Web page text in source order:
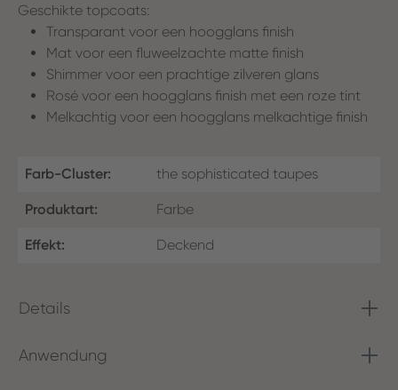
Geschikte topcoats:
Transparant voor een hoogglans finish
Mat voor een fluweelzachte matte finish
Shimmer voor een prachtige zilveren glans
Rosé voor een hoogglans finish met een roze tint
Melkachtig voor een hoogglans melkachtige finish
Farb-Cluster: the sophisticated taupes
Produktart: Farbe
Effekt: Deckend
Details
Anwendung